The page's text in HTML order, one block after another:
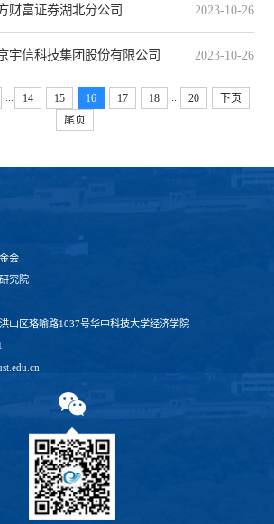
财富证券湖北分公司 2023-10-26
宇信科技集团股份有限公司 2023-10-26
... 14 15 16 17 18 ... 20
下页
尾页
会
究院
山区珞喻路1037号华中科技大学经济学院